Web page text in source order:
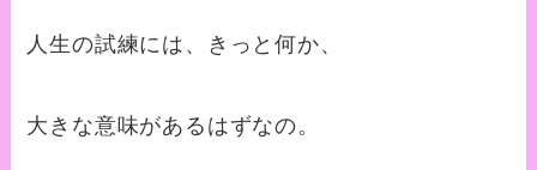
人生の試練には、きっと何か、
大きな意味があるはずなの。